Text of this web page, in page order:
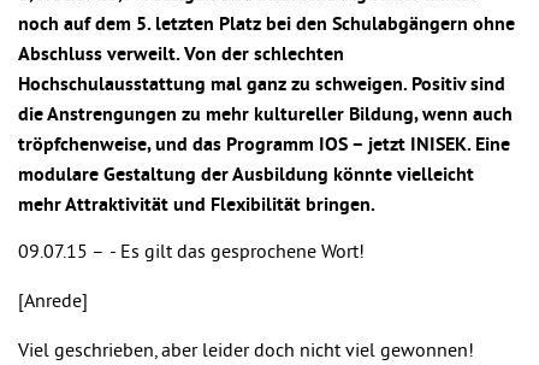
noch auf dem 5. letzten Platz bei den Schulabgängern ohne
Abschluss verweilt. Von der schlechten
Hochschulausstattung mal ganz zu schweigen. Positiv sind
die Anstrengungen zu mehr kultureller Bildung, wenn auch
tröpfchenweise, und das Programm IOS – jetzt INISEK. Eine
modulare Gestaltung der Ausbildung könnte vielleicht
mehr Attraktivität und Flexibilität bringen.
09.07.15 – - Es gilt das gesprochene Wort!
[Anrede]
Viel geschrieben, aber leider doch nicht viel gewonnen!